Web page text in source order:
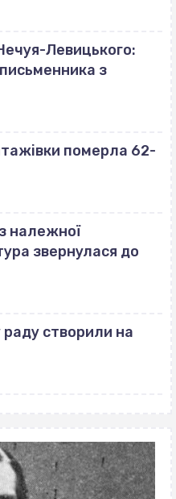
Левицького:
з
померла 62-
належної
звернулася до
створили на